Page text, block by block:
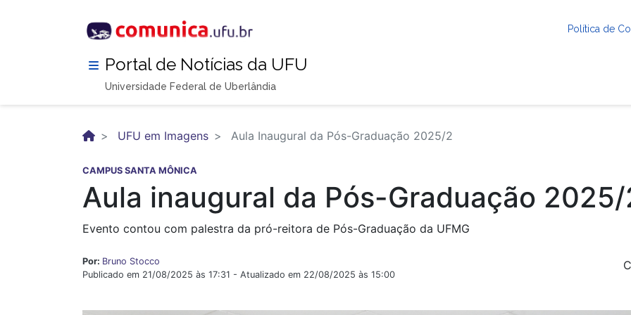
Política de
Portal de Notícias da UFU
Universidade Federal de Uberlândia
UFU em Imagens Aula Inaugural da Pós-Graduação 2025/2
CAMPUS SANTA MÔNICA
Aula inaugural da Pós-Graduação 2025/
Evento contou com palestra da pró-reitora de Pós-Graduação da UFMG
Por: Bruno Stocco
Publicado em 21/08/2025 às 17:31 - Atualizado em 22/08/2025 às 15:00